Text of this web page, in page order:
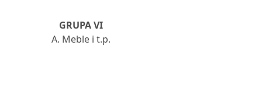
GRUPA VI
A. Meble i t.p.